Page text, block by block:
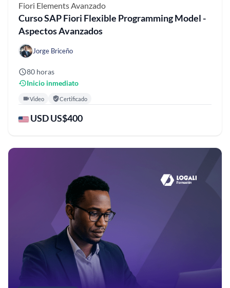
Fiori ElementsAvanzado
Curso SAP Fiori Flexible Programming Model -
Aspectos Avanzados
Jorge Briceño
80 horas
Inicio inmediato
Video Certificado
USD US$400